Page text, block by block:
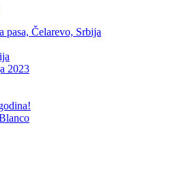
pasa, Čelarevo, Srbija
2023